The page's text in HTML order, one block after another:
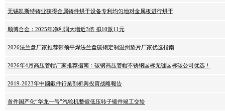
无锡凯斯特铸业获得金属铸件烘干设备专利均匀地对金属板进行烘干
顺博合金：2025年净利润大增近3倍 拟10派11元
2026法兰盘厂家推荐带颈平焊法兰盘碳钢定制温州垫片厂家优选指南
2026年4月高压管帽厂家推荐指南：碳钢高压管帽不锈钢国标无缝国标碳公司优选！
2019-2023年中國鍛件行業剖析與投資战略報告
首件国产化“华龙一号”汽轮机整锻低压转子锻件竣工交给